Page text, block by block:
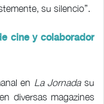
su silencio”.
cine y colaborador
en La Jornadasu
diversas magazines